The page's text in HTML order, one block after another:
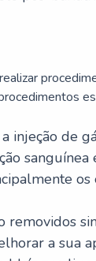
injeção de
removidos
a sua